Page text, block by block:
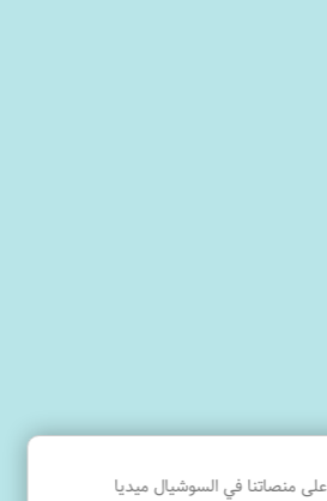
على منصاتنا في السوشيال ميديا